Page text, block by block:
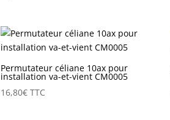
Permutateur céliane 10ax pour
installation va-et-vient CM0005
16,80€ TTC